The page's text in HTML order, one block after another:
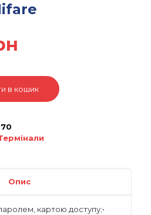
в кошик
Опис
картою доступу;•